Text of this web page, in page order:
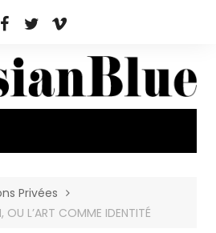
Privées
OU L’ART COMME IDENTITÉ